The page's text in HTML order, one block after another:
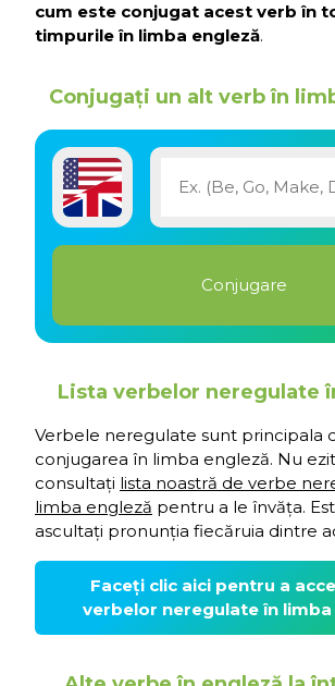
cum este conjugat acest verb în
timpurile în limba engleză.
Conjugați un alt verb în
Lista verbelor neregulate
Verbele neregulate sunt principala
conjugarea în limba engleză. Nu
consultați lista noastră de verbe
limba engleză pentru a le învăța.
ascultați pronunția fiecăruia dintre
Faceți clic aici pentru a
verbelor neregulate în limba